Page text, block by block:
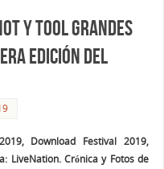
y Tool grandes
edición del
Download Festival 2019,
LiveNation. Crónica y Fotos de